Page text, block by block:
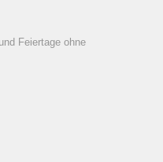
Feiertage ohne